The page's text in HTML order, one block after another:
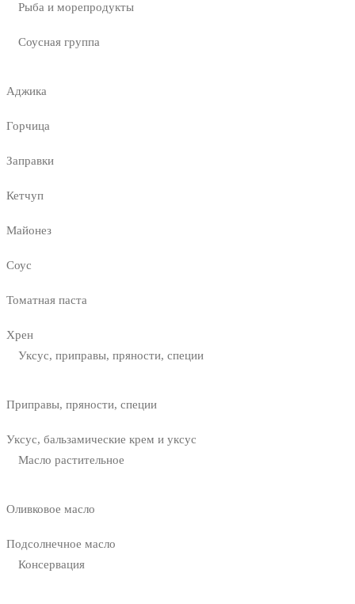
Рыба и морепродукты
Соусная группа
Аджика
Горчица
Заправки
Кетчуп
Майонез
Соус
Томатная паста
Хрен
Уксус, приправы, пряности, специи
Приправы, пряности, специи
Уксус, бальзамические крем и уксус
Масло растительное
Оливковое масло
Подсолнечное масло
Консервация